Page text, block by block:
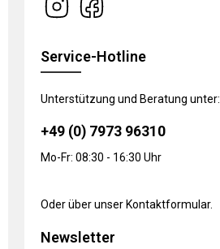
Service-Hotline
Unterstützung und Beratung unter:
+49 (0) 7973 96310
Mo-Fr: 08:30 - 16:30 Uhr
Oder über unser Kontaktformular.
Newsletter